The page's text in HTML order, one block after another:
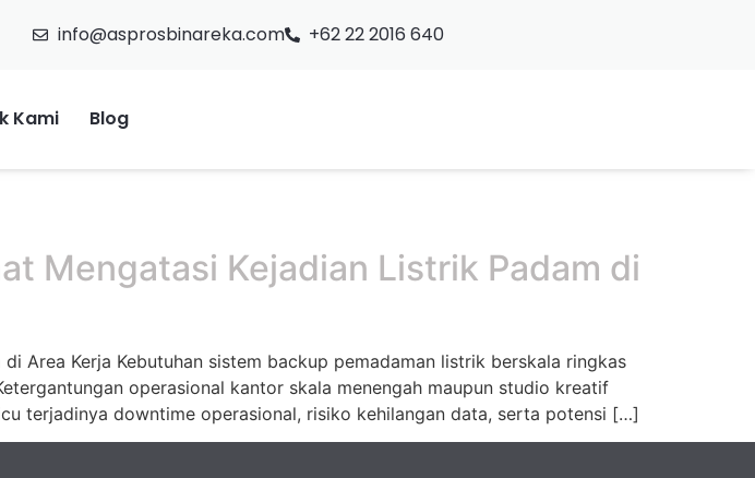
info@asprosbinareka.com +62 22 2016 640
Kami Blog
Mengatasi Kejadian Listrik Padam di
Area Kerja Kebutuhan sistem backup pemadaman listrik berskala ringkas
operasional kantor skala menengah maupun studio kreatif
terjadinya downtime operasional, risiko kehilangan data, serta potensi […]